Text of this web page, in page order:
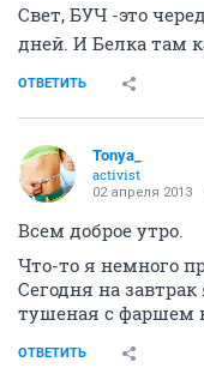
Свет, БУЧ -это
дней. И Белка там
ОТВЕТИТЬ
Tonya_
activist
02 апреля 2013
Всем доброе утро.
Что-то я немного
Сегодня на
тушеная с фаршем
ОТВЕТИТЬ